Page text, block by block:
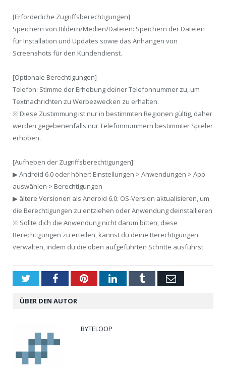
[Erforderliche Zugriffsberechtigungen]
Speichern von Bildern/Medien/Dateien: Speichern der Dateien
für Installation und Updates sowie das Anhängen von
Screenshots für den Kundendienst.
[Optionale Berechtigungen]
Telefon: Stimme der Erhebung deiner Telefonnummer zu, um
Textnachrichten zu Werbezwecken zu erhalten.
※ Diese Zustimmung ist nur in bestimmten Regionen gültig, daher
werden gegebenenfalls nur Telefonnummern bestimmter Spieler
erhoben.
[Aufheben der Zugriffsberechtigungen]
▶ Android 6.0 oder höher: Einstellungen > Anwendungen > App
auswählen > Berechtigungen
▶ ältere Versionen als Android 6.0: OS-Version aktualisieren, um
die Berechtigungen zu entziehen oder Anwendung deinstallieren
※ Sollte dich die Anwendung nicht darum bitten, diese
Berechtigungen zu erteilen, kannst du deine Berechtigungen
verwalten, indem du die oben aufgeführten Schritte ausführst.
TwitterFacebookPinterestLinkedInTumblrEmail
ÜBER DEN AUTOR
BYTELOOP